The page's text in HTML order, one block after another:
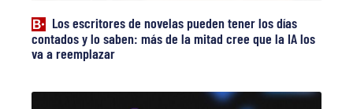
Los escritores de novelas pueden tener los días
contados y lo saben: más de la mitad cree que la IA los
va a reemplazar